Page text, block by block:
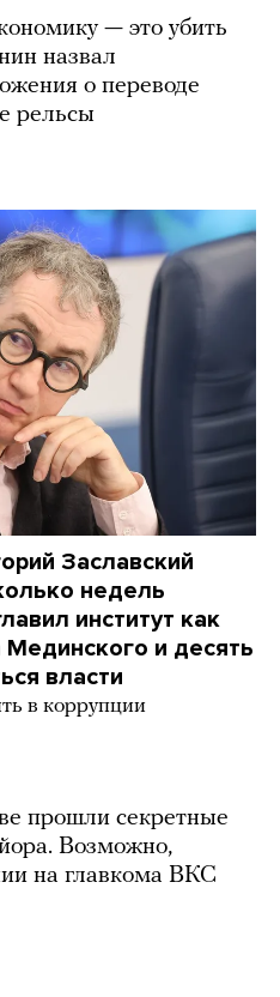
— это убить
назвал
о переводе
рельсы
Заславский
недель
институт как
и десять
власти
в коррупции
прошли секретные
Возможно,
на главкома ВКС